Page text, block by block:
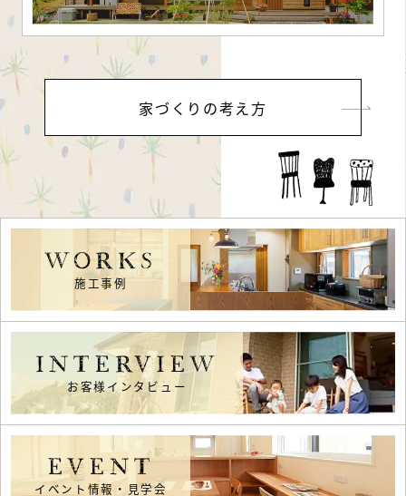
家づくりの考え方
WORKS
施工事例
INTERVIEW
お客様インタビュー
EVENT
イベント情報・見学会